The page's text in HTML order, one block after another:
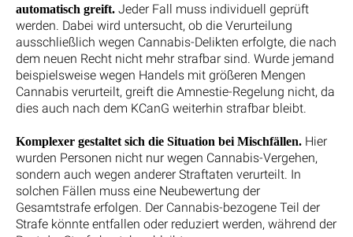
automatisch greift. Jeder Fall muss individuell geprüft
werden. Dabei wird untersucht, ob die Verurteilung
ausschließlich wegen Cannabis-Delikten erfolgte, die nach
dem neuen Recht nicht mehr strafbar sind. Wurde jemand
beispielsweise wegen Handels mit größeren Mengen
Cannabis verurteilt, greift die Amnestie-Regelung nicht, da
dies auch nach dem KCanG weiterhin strafbar bleibt.
Komplexer gestaltet sich die Situation bei Mischfällen. Hier
wurden Personen nicht nur wegen Cannabis-Vergehen,
sondern auch wegen anderer Straftaten verurteilt. In
solchen Fällen muss eine Neubewertung der
Gesamtstrafe erfolgen. Der Cannabis-bezogene Teil der
Strafe könnte entfallen oder reduziert werden, während der